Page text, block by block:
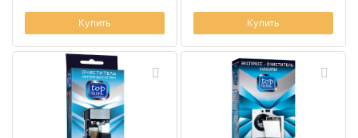
Купить Купить